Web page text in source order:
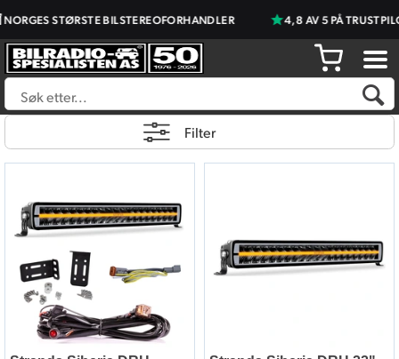
NORGES STØRSTE BILSTEREOFORHANDLER 4,8 AV 5 PÅ
Filter